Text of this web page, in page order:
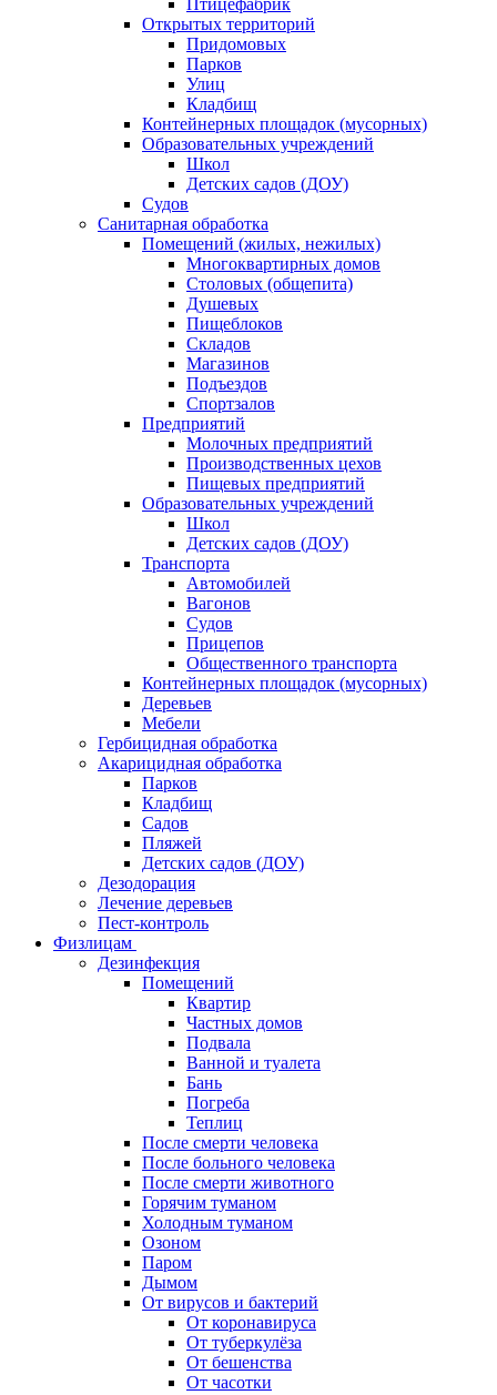
Птицефабрик
Открытых территорий
Придомовых
Парков
Улиц
Кладбищ
Контейнерных площадок (мусорных)
Образовательных учреждений
Школ
Детских садов (ДОУ)
Судов
Санитарная обработка
Помещений (жилых, нежилых)
Многоквартирных домов
Столовых (общепита)
Душевых
Пищеблоков
Складов
Магазинов
Подъездов
Спортзалов
Предприятий
Молочных предприятий
Производственных цехов
Пищевых предприятий
Образовательных учреждений
Школ
Детских садов (ДОУ)
Транспорта
Автомобилей
Вагонов
Судов
Прицепов
Общественного транспорта
Контейнерных площадок (мусорных)
Деревьев
Мебели
Гербицидная обработка
Акарицидная обработка
Парков
Кладбищ
Садов
Пляжей
Детских садов (ДОУ)
Дезодорация
Лечение деревьев
Пест-контроль
Физлицам
Дезинфекция
Помещений
Квартир
Частных домов
Подвала
Ванной и туалета
Бань
Погреба
Теплиц
После смерти человека
После больного человека
После смерти животного
Горячим туманом
Холодным туманом
Озоном
Паром
Дымом
От вирусов и бактерий
От коронавируса
От туберкулёза
От бешенства
От часотки